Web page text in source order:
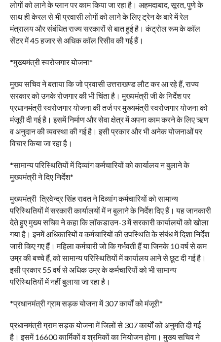
लोगों को लाने के प्लान पर काम किया जा रहा है। अहमदाबाद, सूरत, पुणे के
साथ ही केरल से भी प्रवासी लोगों को लाने के लिए ट्रेन के बारे में रेल
मंत्रालय और संबंधित राज्य सरकारों से बात हुई है। कंट्रोल रूम के काॅल
सेंटर में 45 हजार से अधिक काॅल रिसीव की गई हैं।
*मुख्यमंत्री स्वरोजगार योजना*
मुख्य सचिव ने बताया कि जो प्रवासी उत्तराखण्ड लौट कर आ रहे हैं, राज्य
सरकार को उनके रोजगार की भी चिंता है। मुख्यमंत्री जी के निर्देश पर
प्रधानमंत्री स्वरोजगार योजना की तर्ज पर मुख्यमंत्री स्वरोजगार योजना को
मंजूरी दी गई है। इसमें निर्माण और सेवा क्षेत्र में अपना काम करने के लिए ऋण
व अनुदान की व्यवस्था की गई है। इसी प्रकार और भी अनेक योजनाओं पर
विचार किया जा रहा है।
*सामान्य परिस्थितियों में दिव्यांग कर्मचारियों को कार्यालय न बुलाने के
मुख्यमंत्री ने दिए निर्देश*
मुख्यमंत्री त्रिवेन्द्र सिंह रावत ने दिव्यांग कर्मचारियों को सामान्य
परिस्थितियों में सरकारी कार्यालयों में न बुलाने के निर्देश दिए हैं। यह जानकारी
देते हुए मुख्य सचिव ने कहा कि लाॅकडाउन-3 में सरकारी कार्यालयों को खोला
गया है। इनमें अधिकारियों व कर्मचारियों की उपस्थिति के संबंध में दिशा निर्देश
जारी किए गए हैं। महिला कर्मचारी जो कि गर्भवती हैं या जिनके 10 वर्ष से कम
उम्र की बच्चे हैं, को सामान्य परिस्थितियों में कार्यालय आने से छूट दी गई है।
इसी प्रकार 55 वर्ष से अधिक उम्र के कर्मचारियों को भी सामान्य
परिस्थितियों में नहीं बुलाया जा रहा है।
*प्रधानमंत्री ग्राम सड़क योजना में 307 कार्यों को मंजूरी*
प्रधानमंत्री ग्राम सड़क योजना में जिलों से 307 कार्यों को अनुमति दी गई
है। इसमें 16600 कार्मिकों व श्रमिकों का नियोजन होगा। मुख्य सचिव ने